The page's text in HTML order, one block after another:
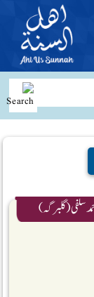
سلفی (گلبرگہ)